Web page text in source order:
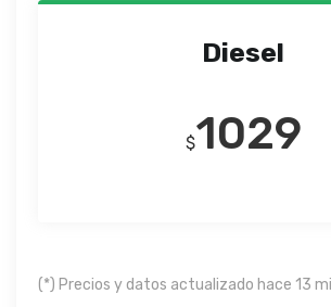
Diesel
$1029
(*) Precios y datos actualizado hace 13